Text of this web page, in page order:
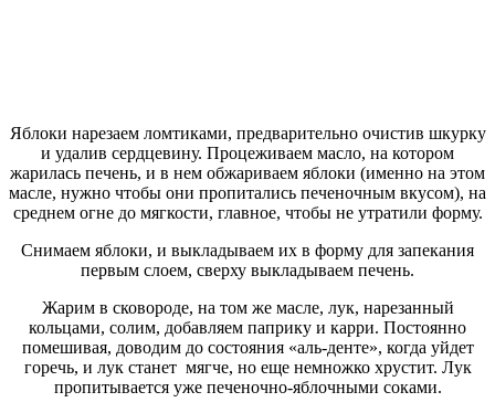
Яблоки нарезаем ломтиками, предварительно очистив шкурку
и удалив сердцевину. Процеживаем масло, на котором
жарилась печень, и в нем обжариваем яблоки (именно на этом
масле, нужно чтобы они пропитались печеночным вкусом), на
среднем огне до мягкости, главное, чтобы не утратили форму.
Снимаем яблоки, и выкладываем их в форму для запекания
первым слоем, сверху выкладываем печень.
Жарим в сковороде, на том же масле, лук, нарезанный
кольцами, солим, добавляем паприку и карри. Постоянно
помешивая, доводим до состояния «аль-денте», когда уйдет
горечь, и лук станет мягче, но еще немножко хрустит. Лук
пропитывается уже печеночно-яблочными соками.